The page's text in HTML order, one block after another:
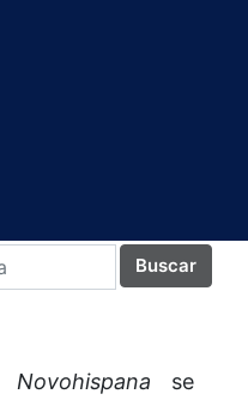
Buscar
se